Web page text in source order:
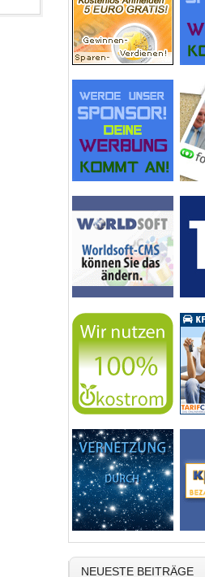
NEUESTE BEITRÄGE